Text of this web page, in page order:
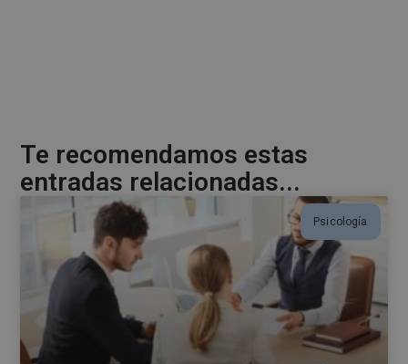
:
Te recomendamos estas
entradas relacionadas...
Psicología